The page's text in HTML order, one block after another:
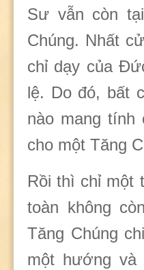
Sư vẫn còn
Chúng. Nhất
chỉ dạy của
lệ. Do đó, bất
nào mang tính
cho một Tăng
Rồi thì chỉ một
toàn không
Tăng Chúng
một hướng và